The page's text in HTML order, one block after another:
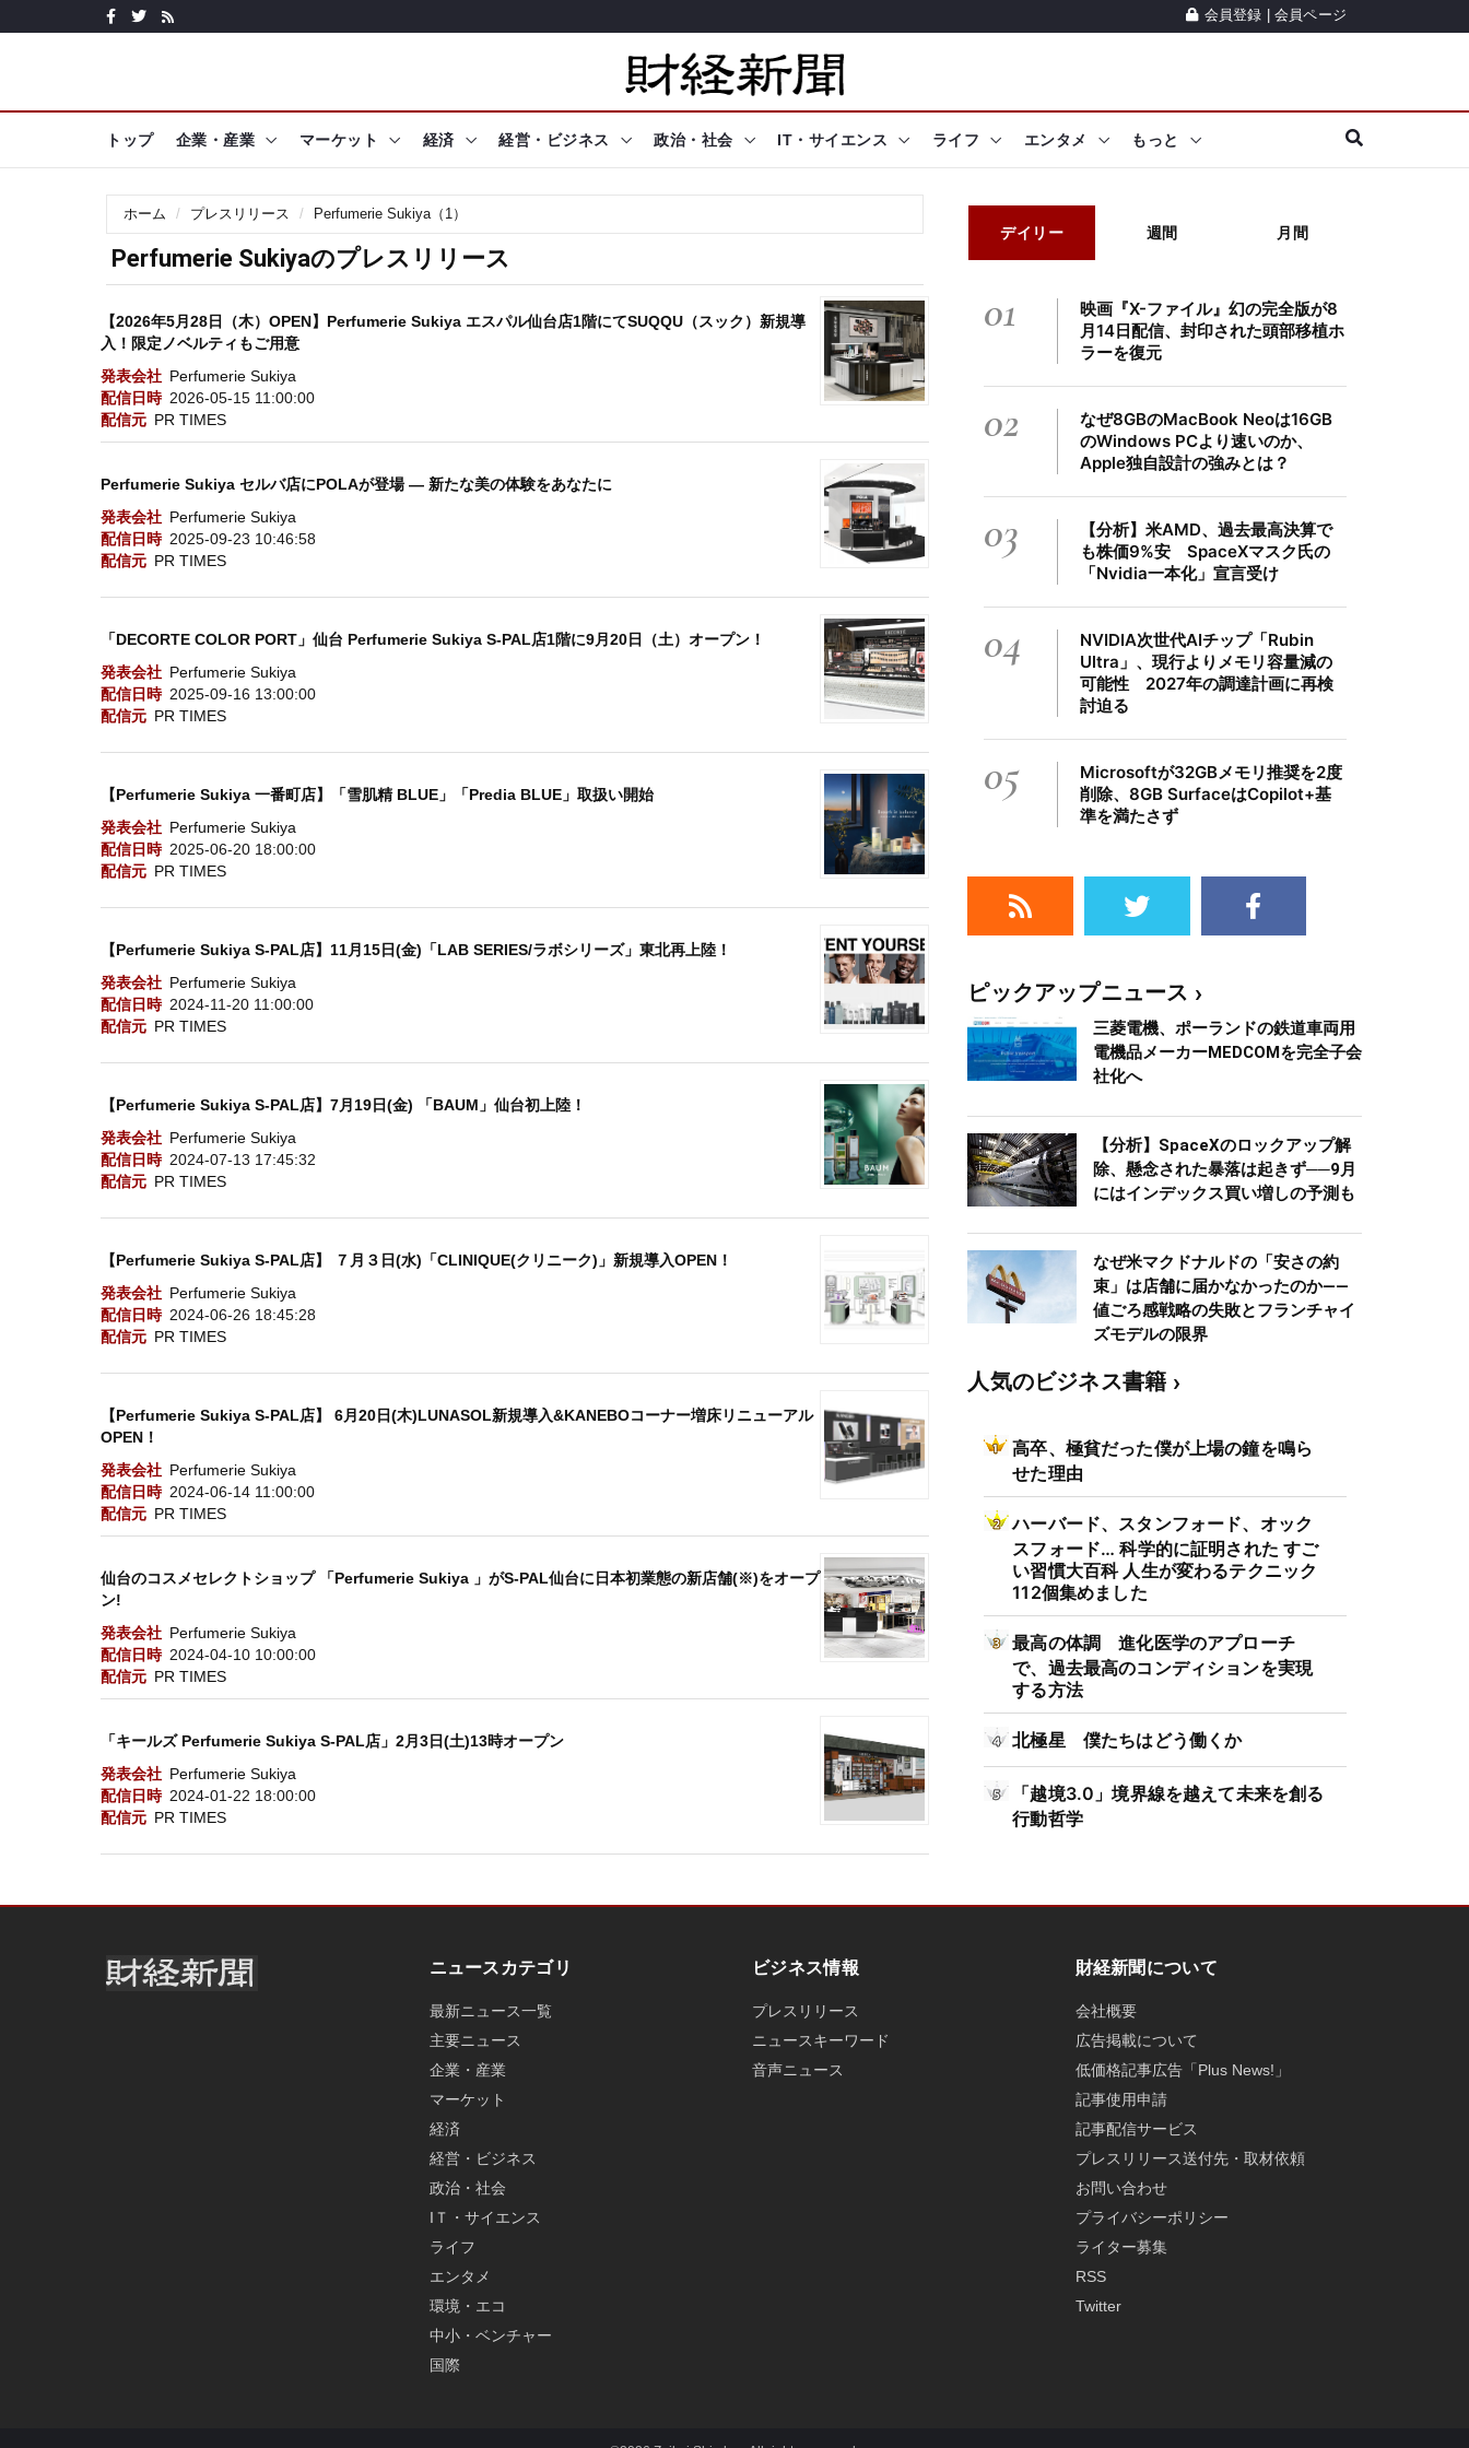
会員登録 会員ページ
トップ 企業・産業 マーケット 経済 経営・ビジネス 政治・社会 IT・サイエンス ライフ エンタメ もっと
ホーム プレスリリース Perfumerie Sukiya（1）
Perfumerie Sukiyaのプレスリリース
【2026年5月28日（木）OPEN】Perfumerie Sukiya エスパル仙台店1階にてSUQQU（スック）新規導
入！限定ノベルティもご用意
発表会社 Perfumerie Sukiya
配信日時 2026-05-15 11:00:00
配信元 PR TIMES
Perfumerie Sukiya セルバ店にPOLAが登場 ― 新たな美の体験をあなたに
発表会社 Perfumerie Sukiya
配信日時 2025-09-23 10:46:58
配信元 PR TIMES
「DECORTE COLOR PORT」仙台 Perfumerie Sukiya S-PAL店1階に9月20日（土）オープン！
発表会社 Perfumerie Sukiya
配信日時 2025-09-16 13:00:00
配信元 PR TIMES
【Perfumerie Sukiya 一番町店】「雪肌精 BLUE」「Predia BLUE」取扱い開始
発表会社 Perfumerie Sukiya
配信日時 2025-06-20 18:00:00
配信元 PR TIMES
【Perfumerie Sukiya S-PAL店】11月15日(金)「LAB SERIES/ラボシリーズ」東北再上陸！
発表会社 Perfumerie Sukiya
配信日時 2024-11-20 11:00:00
配信元 PR TIMES
【Perfumerie Sukiya S-PAL店】7月19日(金) 「BAUM」仙台初上陸！
発表会社 Perfumerie Sukiya
配信日時 2024-07-13 17:45:32
配信元 PR TIMES
【Perfumerie Sukiya S-PAL店】 ７月３日(水)「CLINIQUE(クリニーク)」新規導入OPEN！
発表会社 Perfumerie Sukiya
配信日時 2024-06-26 18:45:28
配信元 PR TIMES
【Perfumerie Sukiya S-PAL店】 6月20日(木)LUNASOL新規導入&KANEBOコーナー増床リニューアル
OPEN！
発表会社 Perfumerie Sukiya
配信日時 2024-06-14 11:00:00
配信元 PR TIMES
仙台のコスメセレクトショップ 「Perfumerie Sukiya 」がS-PAL仙台に日本初業態の新店舗(※)をオープ
ン!
発表会社 Perfumerie Sukiya
配信日時 2024-04-10 10:00:00
配信元 PR TIMES
「キールズ Perfumerie Sukiya S-PAL店」2月3日(土)13時オープン
発表会社 Perfumerie Sukiya
配信日時 2024-01-22 18:00:00
配信元 PR TIMES
デイリー 週間 月間
01
映画『X-ファイル』幻の完全版が8
月14日配信、封印された頭部移植ホ
ラーを復元
02
なぜ8GBのMacBook Neoは16GB
のWindows PCより速いのか、
Apple独自設計の強みとは？
03
【分析】米AMD、過去最高決算で
も株価9%安 SpaceXマスク氏の
「Nvidia一本化」宣言受け
04
NVIDIA次世代AIチップ「Rubin
Ultra」、現行よりメモリ容量減の
可能性 2027年の調達計画に再検
討迫る
05
Microsoftが32GBメモリ推奨を2度
削除、8GB SurfaceはCopilot+基
準を満たさず
ピックアップニュース
三菱電機、ポーランドの鉄道車両用
電機品メーカーMEDCOMを完全子会
社化へ
【分析】SpaceXのロックアップ解
除、懸念された暴落は起きず──9月
にはインデックス買い増しの予測も
なぜ米マクドナルドの「安さの約
束」は店舗に届かなかったのか――
値ごろ感戦略の失敗とフランチャイ
ズモデルの限界
人気のビジネス書籍
高卒、極貧だった僕が上場の鐘を鳴ら
せた理由
ハーバード、スタンフォード、オック
スフォード… 科学的に証明された すご
い習慣大百科 人生が変わるテクニック
112個集めました
最高の体調 進化医学のアプローチ
で、過去最高のコンディションを実現
する方法
北極星 僕たちはどう働くか
「越境3.0」境界線を越えて未来を創る
行動哲学
ニュースカテゴリ
最新ニュース一覧
主要ニュース
企業・産業
マーケット
経済
経営・ビジネス
政治・社会
IＴ・サイエンス
ライフ
エンタメ
環境・エコ
中小・ベンチャー
国際
ビジネス情報
プレスリリース
ニュースキーワード
音声ニュース
財経新聞について
会社概要
広告掲載について
低価格記事広告「Plus News!」
記事使用申請
記事配信サービス
プレスリリース送付先・取材依頼
お問い合わせ
プライバシーポリシー
ライター募集
RSS
Twitter